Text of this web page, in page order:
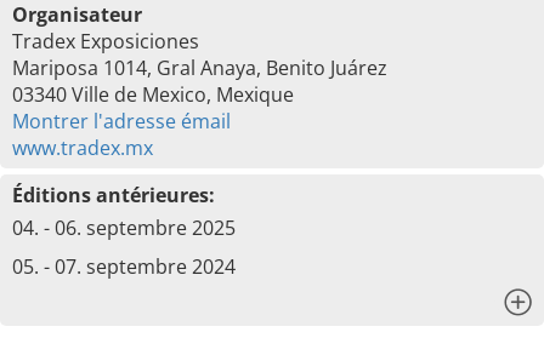
Organisateur
Tradex Exposiciones
Mariposa 1014, Gral Anaya, Benito Juárez
03340 Ville de Mexico, Mexique
Montrer l'adresse émail
www.tradex.mx
Éditions antérieures:
04. - 06. septembre 2025
05. - 07. septembre 2024